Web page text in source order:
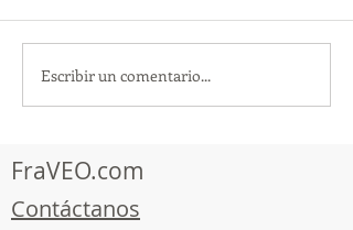
¡Acapulco y Guerrero se
Visten de Fiesta!
Escribir un comentario...
FraVEO.com
Contáctanos